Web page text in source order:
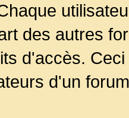
des autres
d'accès.
d'un